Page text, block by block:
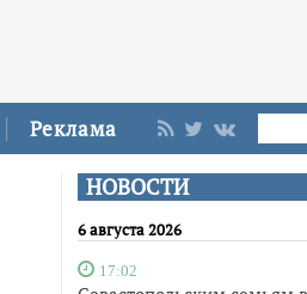
Реклама
НОВОСТИ
6 августа 2026
17:02